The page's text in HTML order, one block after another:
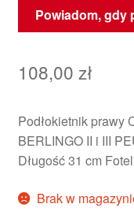
Powiadom, gdy
108,00 zł
Podłokietnik prawy
BERLINGO II i III
Długość 31 cm
Brak w